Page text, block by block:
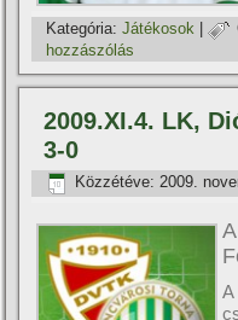
Kategória: Játékosok |
hozzászólás
2009.XI.4. LK,
3-0
Közzétéve: 2009.